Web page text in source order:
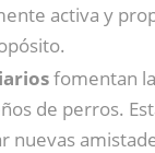
activa y
fomentan
de perros.
nuevas